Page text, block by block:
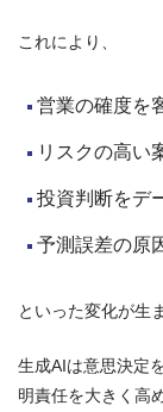
これにより、
営業の確度を
リスクの高い
投資判断をデ
予測誤差の原
といった変化が生
生成AIは意思決定
明責任を大きく高